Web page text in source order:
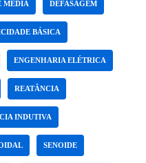
MÉDIA DEFASAGEM
BÁSICA
ENGENHARIA ELÉTRICA
REATÂNCIA
INDUTIVA
SENOIDE